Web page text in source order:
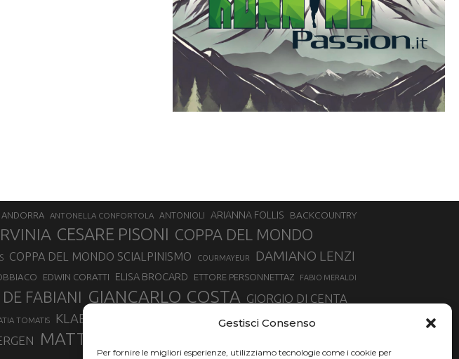
Gestisci Consenso
Per fornire le migliori esperienze, utilizziamo tecnologie come i cookie per
ANDORRA ANTONELLA CONFORTOLA ANTONIOLI ARIANNA FOLLIS
BACKCOUNTRY
CESARE PISONI COPPA DEL MONDO
COPPA DEL MONDO SCIALPINISMO COURMAYEUR DAMIANO LENZI
EDWIN CORATTI ELISA BROCARD ETTORE PERSONNETTAZ FABIO MERALDI
DE FABIANI GIANCARLO COSTA GIORGIO DI CENTA
TOMATIS KLAEBO LUCA MATTEOTTI MADONNA DI CAMPIGLIO
MATTEO EYDALLIN